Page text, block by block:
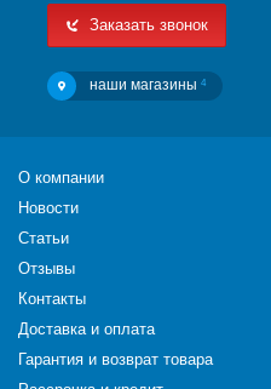
Заказать звонок
наши магазины 4
О компании
Новости
Статьи
Отзывы
Контакты
Доставка и оплата
Гарантия и возврат товара